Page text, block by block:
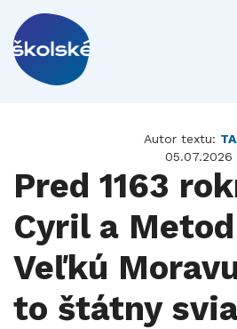
Autor textu:
05.07.2026
Pred 1163
Cyril a
Veľkú
to štátny